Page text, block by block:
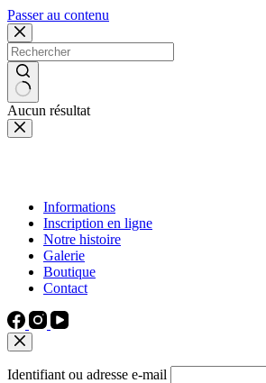
Passer au contenu
Aucun résultat
Informations
Inscription en ligne
Notre histoire
Galerie
Boutique
Contact
Identifiant ou adresse e-mail